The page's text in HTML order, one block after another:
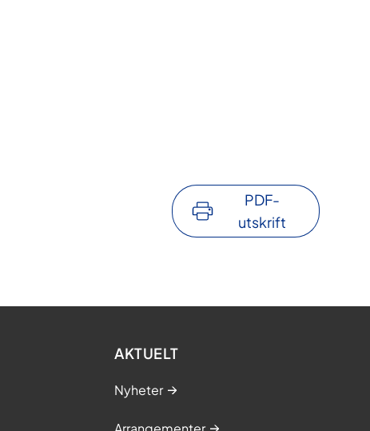
PDF-
utskrift
AKTUELT
Nyheter